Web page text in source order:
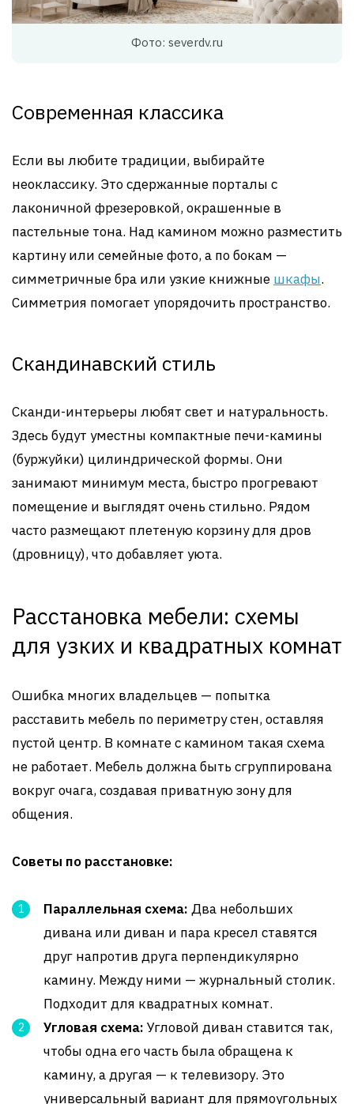
Фото: severdv.ru
Современная классика
Если вы любите традиции, выбирайте
неоклассику. Это сдержанные порталы с
лаконичной фрезеровкой, окрашенные в
пастельные тона. Над камином можно разместить
картину или семейные фото, а по бокам —
симметричные бра или узкие книжные шкафы.
Симметрия помогает упорядочить пространство.
Скандинавский стиль
Сканди-интерьеры любят свет и натуральность.
Здесь будут уместны компактные печи-камины
(буржуйки) цилиндрической формы. Они
занимают минимум места, быстро прогревают
помещение и выглядят очень стильно. Рядом
часто размещают плетеную корзину для дров
(дровницу), что добавляет уюта.
Расстановка мебели: схемы
для узких и квадратных комнат
Ошибка многих владельцев — попытка
расставить мебель по периметру стен, оставляя
пустой центр. В комнате с камином такая схема
не работает. Мебель должна быть сгруппирована
вокруг очага, создавая приватную зону для
общения.
Советы по расстановке:
Параллельная схема: Два небольших
дивана или диван и пара кресел ставятся
друг напротив друга перпендикулярно
камину. Между ними — журнальный столик.
Подходит для квадратных комнат.
Угловая схема: Угловой диван ставится так,
чтобы одна его часть была обращена к
камину, а другая — к телевизору. Это
универсальный вариант для прямоугольных